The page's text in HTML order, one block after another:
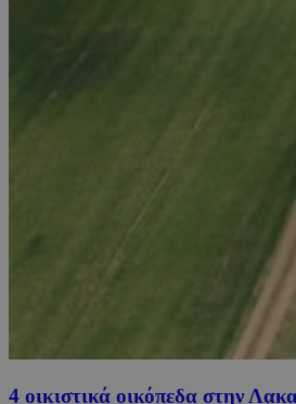
4 οικιστικά οικόπεδα στην